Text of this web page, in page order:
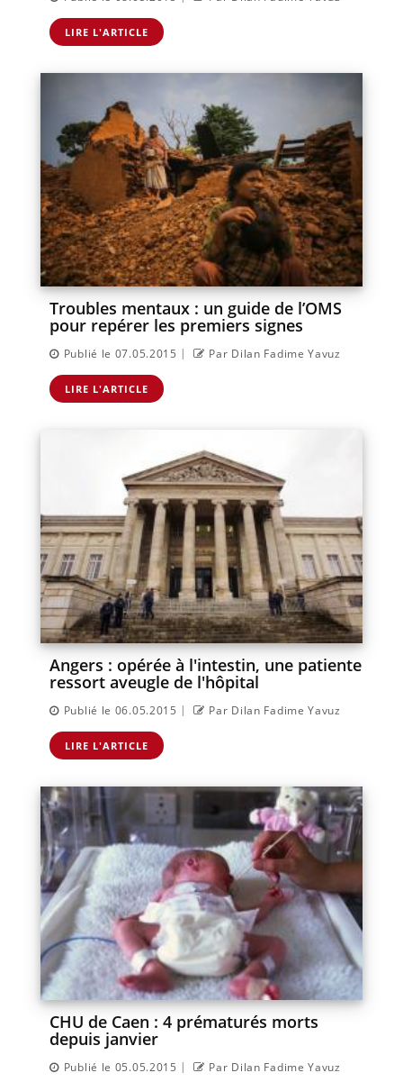
LIRE L'ARTICLE
Troubles mentaux : un guide de l’OMS
pour repérer les premiers signes
Publié le 07.05.2015 | Par Dilan Fadime Yavuz
LIRE L'ARTICLE
Angers : opérée à l'intestin, une patiente
ressort aveugle de l'hôpital
Publié le 06.05.2015 | Par Dilan Fadime Yavuz
LIRE L'ARTICLE
CHU de Caen : 4 prématurés morts
depuis janvier
Publié le 05.05.2015 | Par Dilan Fadime Yavuz